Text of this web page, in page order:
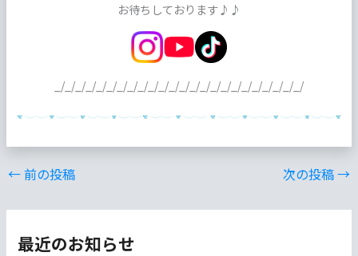
お待ちしております♪♪
_/_/_/_/_/_/_/_/_/_/_/_/_/_/_/_/_/_/_/_/_/_/_/_/
←前の投稿 次の投稿→
最近のお知らせ